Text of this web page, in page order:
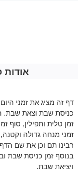
אודות
דף זה מציג את זמני
כניסת שבת וצאת שבת.
זמן טלית ותפילין, סוף
זמני מנחה גדולה
רבינו תם וכן את שם הדף
בנוסף זמן כניסת שבת
ויציאת שבת.